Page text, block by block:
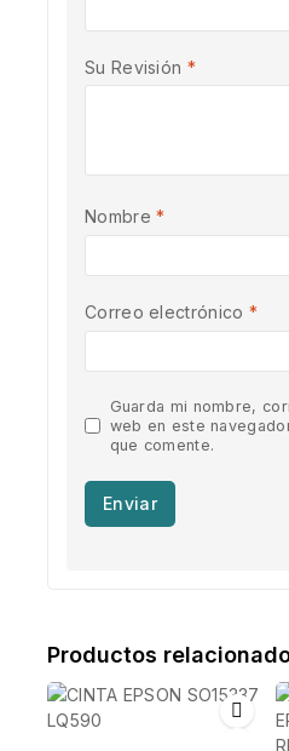
Su Revisión *
Nombre*
Correo electrónico *
Guarda mi nombre,
web en este
que comente.
Productos